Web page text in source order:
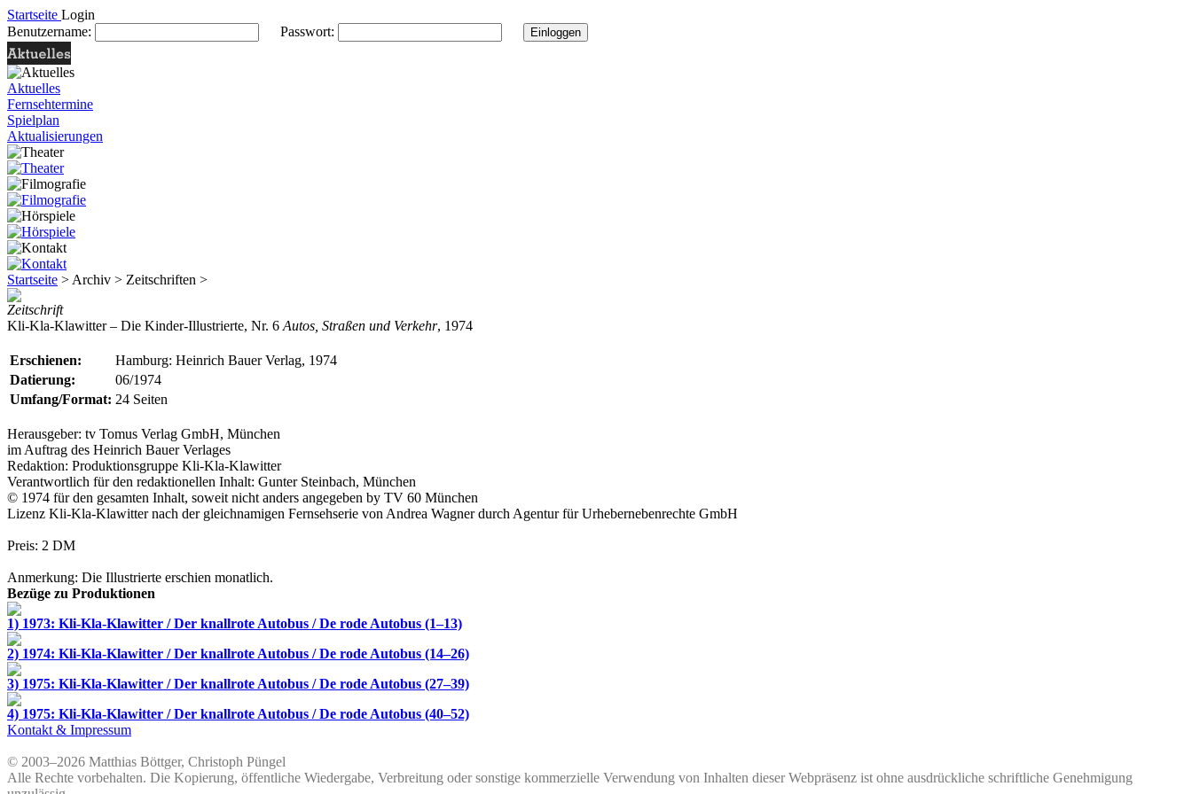
Startseite Login
Benutzername:
Passwort:
Aktuelles
Fernsehtermine
Spielplan
Aktualisierungen
Startseite > Archiv > Zeitschriften >
Zeitschrift
Kli-Kla-Klawitter – Die Kinder-Illustrierte, Nr. 6 Autos, Straßen und Verkehr, 1974
Erschienen:
Hamburg: Heinrich Bauer Verlag, 1974
Datierung:
06/1974
Umfang/Format: 24 Seiten
Herausgeber: tv Tomus Verlag GmbH, München
im Auftrag des Heinrich Bauer Verlages
Redaktion: Produktionsgruppe Kli-Kla-Klawitter
Verantwortlich für den redaktionellen Inhalt: Gunter Steinbach, München
© 1974 für den gesamten Inhalt, soweit nicht anders angegeben by TV 60 München
Lizenz Kli-Kla-Klawitternach der gleichnamigen Fernsehserie von Andrea Wagnerdurch Agentur für Urhebernebenrechte GmbH
Preis: 2 DM
Anmerkung: Die Illustrierte erschien monatlich.
Bezüge zu Produktionen
1) 1973: Kli-Kla-Klawitter / Der knallrote Autobus / De rode Autobus (1–13)
2) 1974: Kli-Kla-Klawitter / Der knallrote Autobus / De rode Autobus (14–26)
3) 1975: Kli-Kla-Klawitter / Der knallrote Autobus / De rode Autobus (27–39)
4) 1975: Kli-Kla-Klawitter / Der knallrote Autobus / De rode Autobus (40–52)
Kontakt & Impressum
© 2003–2026 Matthias Böttger, Christoph Püngel
Alle Rechte vorbehalten. Die Kopierung, öffentliche Wiedergabe, Verbreitung oder sonstige kommerzielle Verwendung von Inhalten dieser Webpräsenz ist ohne ausdrückliche schriftliche Genehmigung